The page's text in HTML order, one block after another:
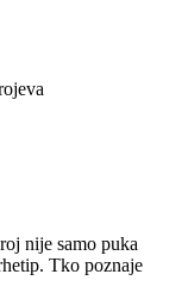
nije samo puka
Tko poznaje